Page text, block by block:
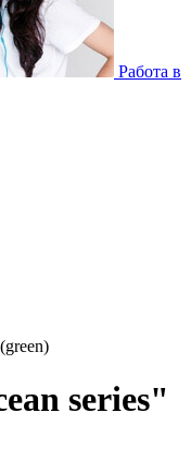
Работа в
series"